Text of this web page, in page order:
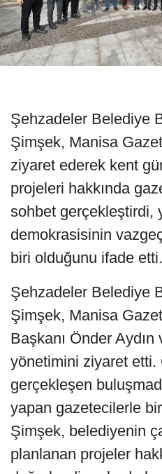
Şehzadeler Belediye
Şimşek, Manisa
ziyaret ederek kent
projeleri hakkında
sohbet gerçekleştirdi,
demokrasisinin
biri olduğunu ifade etti.
Şehzadeler Belediye
Şimşek, Manisa
Başkanı Önder
yönetimini ziyaret etti.
gerçekleşen
yapan gazetecilerle
Şimşek, belediyenin
planlanan projeler